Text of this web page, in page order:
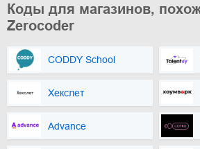
Коды для магазинов,
Zerocoder
CODDY School
Хекслет
Advance